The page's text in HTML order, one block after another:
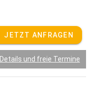
JETZT ANFRAGEN
Details und freie Termine